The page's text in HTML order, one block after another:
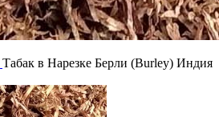
Табак в Нарезке Берли (Burley) Индия